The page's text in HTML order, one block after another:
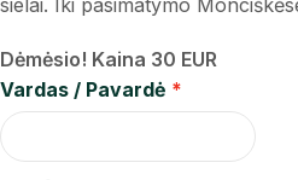
sielai. Iki pasimatymo
Dėmėsio! Kaina 30 EUR
Vardas / Pavardė